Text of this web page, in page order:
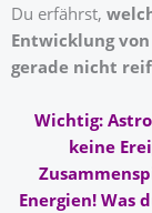
Du erfährst,
Entwicklung
gerade nicht
Wichtig:
keine
Energien! Was